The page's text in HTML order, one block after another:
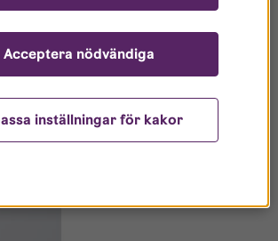
inställningar för kakor
Acceptera nödvändiga